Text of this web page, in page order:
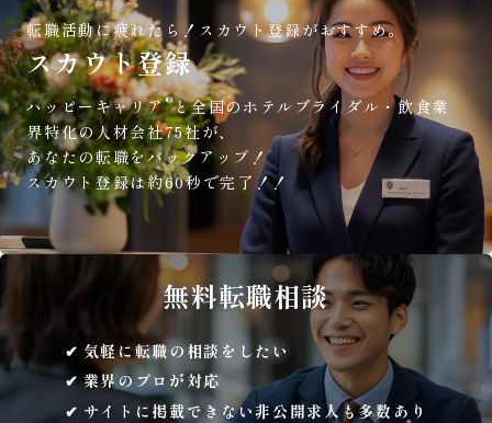
転職活動に疲れたら！ スカウト登録がおすすめ。
スカウト登録
ハッピーキャリア®と全国のホテルブライダル・飲食業
界特化の人材会社75社が、
あなたの転職をバックアップ！
スカウト登録は約60秒で完了！！
無料転職相談
気軽に転職の相談をしたい
業界のプロが対応
サイトに掲載できない非公開求人も多数あり